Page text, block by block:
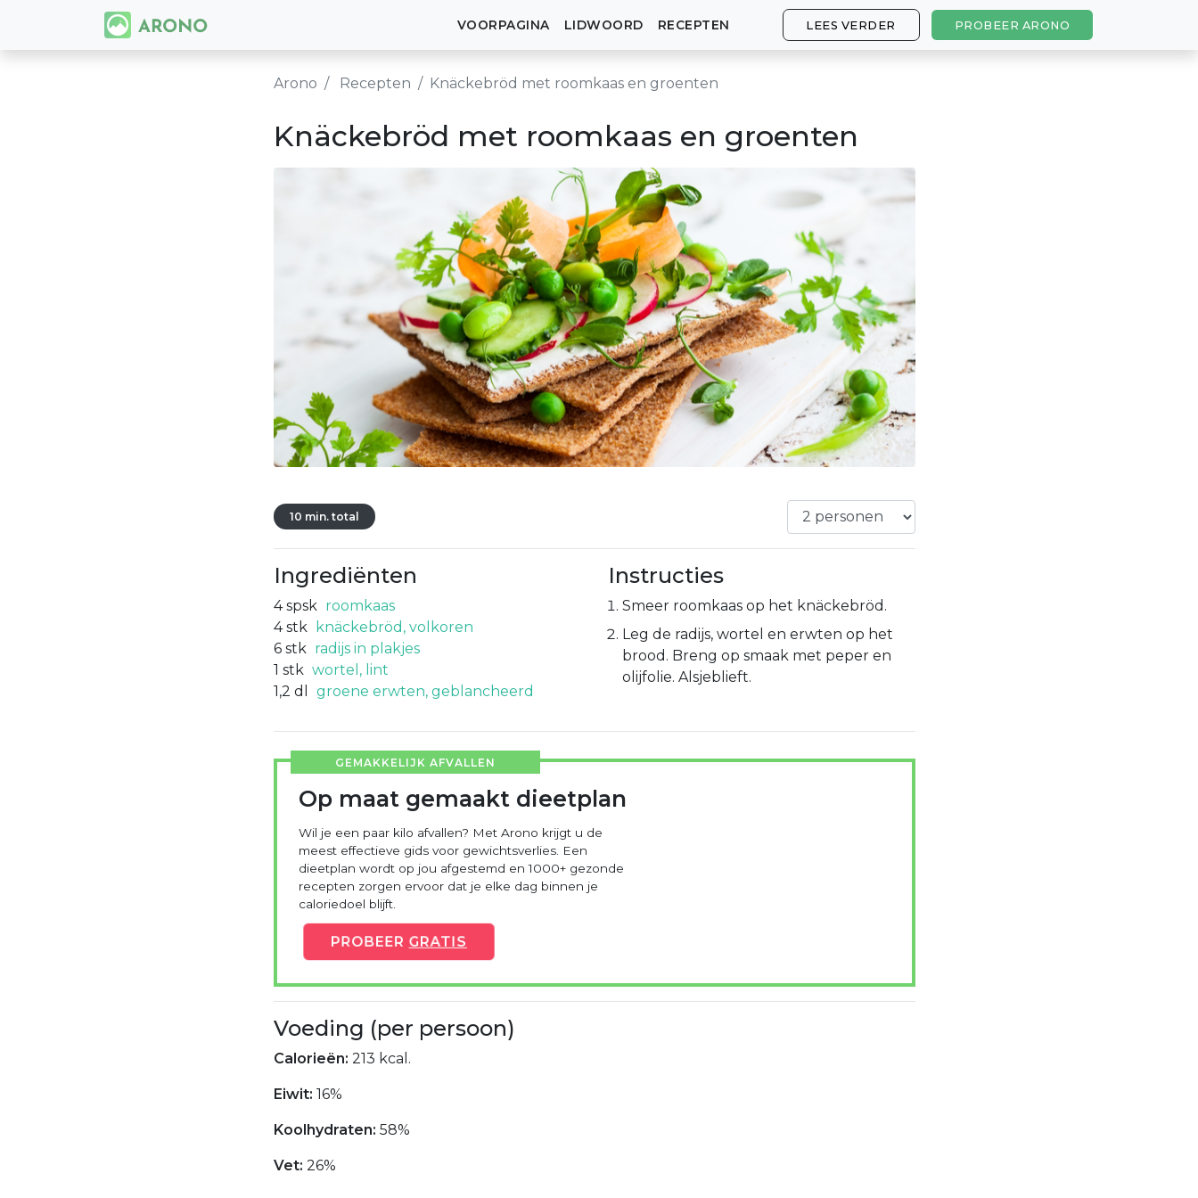
VOORPAGINA LIDWOORD RECEPTEN LEES VERDER PROBEER ARONO
Arono Recepten Knäckebröd met roomkaas en groenten
Knäckebröd met roomkaas en groenten
10 min. total
Ingrediënten
4 spsk roomkaas
4 stk
knäckebröd, volkoren
6 stk radijs in plakjes
1 stk wortel, lint
1,2 dl groene erwten, geblancheerd
Instructies
Smeer roomkaas op het knäckebröd.
Leg de radijs, wortel en erwten op het
brood. Breng op smaak met peper en
olijfolie. Alsjeblieft.
GEMAKKELIJK AFVALLEN
Op maat gemaakt dieetplan
Wil je een paar kilo afvallen? Met Arono krijgt u de
meest effectieve gids voor gewichtsverlies. Een
dieetplan wordt op jou afgestemd en 1000+ gezonde
recepten zorgen ervoor dat je elke dag binnen je
caloriedoel blijft.
PROBEER GRATIS
Voeding (per persoon)
Calorieën: 213 kcal.
Eiwit: 16%
Koolhydraten: 58%
Vet: 26%